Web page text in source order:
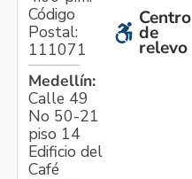
Código
Postal:
111071
Medellín:
Calle 49
No 50-21
piso 14
Edificio del
Café
Centro
de
relevo